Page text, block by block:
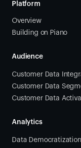
Platform
Overview
Building on Piano
Audience
Customer Data
Customer Data
Customer Data
Analytics
Data Democratization